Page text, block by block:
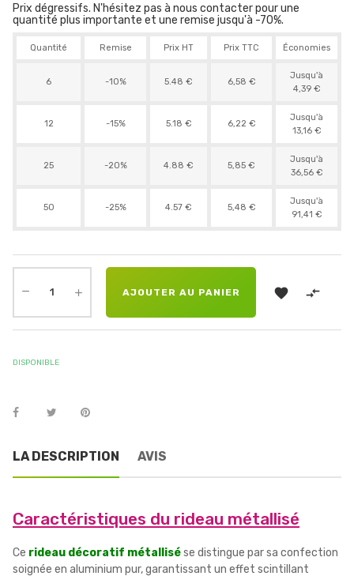
Prix dégressifs. N'hésitez pas à nous contacter pour une
quantité plus importante et une remise jusqu'à -70%.
Quantité Remise Prix HT Prix TTC Économies
6 -10% 5.48 € 6,58 €
Jusqu'à
4,39 €
12 -15% 5.18 € 6,22 €
Jusqu'à
13,16 €
25 -20% 4.88 € 5,85 €
Jusqu'à
36,56 €
50 -25% 4.57 € 5,48 €
Jusqu'à
91,41 €
AJOUTER AU PANIER  
DISPONIBLE
LA DESCRIPTION AVIS
Caractéristiques du rideau métallisé
Ce rideau décoratif métallisése distingue par sa confection
soignée en aluminium pur, garantissant un effet scintillant